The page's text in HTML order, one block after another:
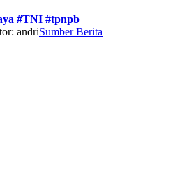
#TNI #tpnpb
andriSumber Berita